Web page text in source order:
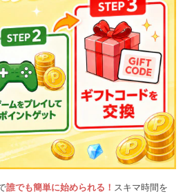
誰でも簡単に始められる！ スキマ時間を